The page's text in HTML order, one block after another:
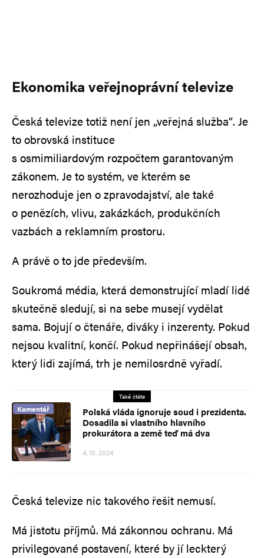
Ekonomika veřejnoprávní televize
Česká televize totiž není jen „veřejná služba“. Je
to obrovská instituce
s osmimiliardovým rozpočtem garantovaným
zákonem. Je to systém, ve kterém se
nerozhoduje jen o zpravodajství, ale také
o penězích, vlivu, zakázkách, produkčních
vazbách a reklamním prostoru.
A právě o to jde především.
Soukromá média, která demonstrující mladí lidé
skutečně sledují, si na sebe musejí vydělat
sama. Bojují o čtenáře, diváky i inzerenty. Pokud
nejsou kvalitní, končí. Pokud nepřinášejí obsah,
který lidi zajímá, trh je nemilosrdně vyřadí.
Také čtěte
Komentář
Polská vláda ignoruje soud i prezidenta.
Dosadila si vlastního hlavního
prokurátora a země teď má dva
4. 10. 2024
Česká televize nic takového řešit nemusí.
Má jistotu příjmů. Má zákonnou ochranu. Má
privilegované postavení, které by jí leckterý